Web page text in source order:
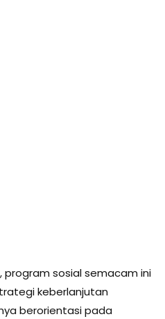
program sosial semacam ini
keberlanjutan
berorientasi pada